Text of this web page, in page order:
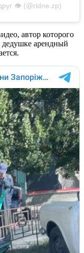
👁️ (@ridne.zp)
автор которого
арендный